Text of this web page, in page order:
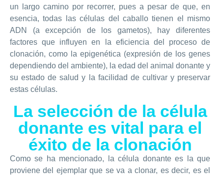
un largo camino por recorrer, pues a pesar de que, en
esencia, todas las células del caballo tienen el mismo
ADN (a excepción de los gametos), hay diferentes
factores que influyen en la eficiencia del proceso de
clonación, como la epigenética (expresión de los genes
dependiendo del ambiente), la edad del animal donante y
su estado de salud y la facilidad de cultivar y preservar
estas células.
La selección de la célula
donante es vital para el
éxito de la clonación
Como se ha mencionado, la célula donante es la que
proviene del ejemplar que se va a clonar, es decir, es el